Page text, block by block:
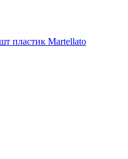
пластик Martellato